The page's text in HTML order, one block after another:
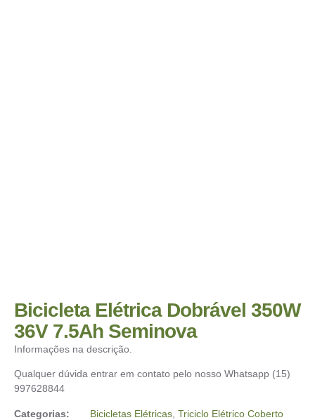
Bicicleta Elétrica Dobrável 350W
36V 7.5Ah Seminova
Informações na descrição.
Qualquer dúvida entrar em contato pelo nosso Whatsapp (15)
997628844
Categorias: Bicicletas Elétricas Triciclo Elétrico Coberto